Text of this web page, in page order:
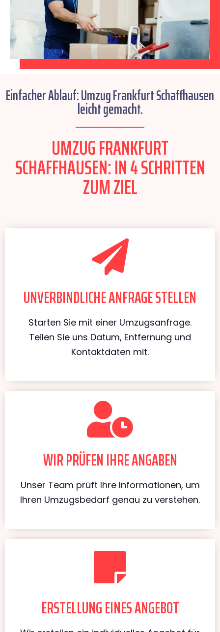
Einfacher Ablauf: Umzug Frankfurt Schaffhausen
leicht gemacht.
UMZUG FRANKFURT
SCHAFFHAUSEN: IN 4 SCHRITTEN
ZUM ZIEL
UNVERBINDLICHE ANFRAGE STELLEN
Starten Sie mit einer Umzugsanfrage.
Teilen Sie uns Datum, Entfernung und
Kontaktdaten mit.
WIR PRÜFEN IHRE ANGABEN
Unser Team prüft Ihre Informationen, um
Ihren Umzugsbedarf genau zu verstehen.
ERSTELLUNG EINES ANGEBOT